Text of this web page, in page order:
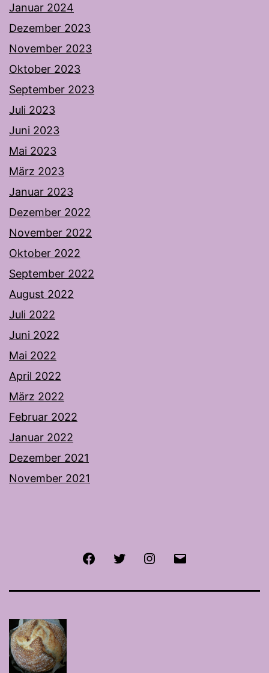
Januar 2024
Dezember 2023
November 2023
Oktober 2023
September 2023
Juli 2023
Juni 2023
Mai 2023
März 2023
Januar 2023
Dezember 2022
November 2022
Oktober 2022
September 2022
August 2022
Juli 2022
Juni 2022
Mai 2022
April 2022
März 2022
Februar 2022
Januar 2022
Dezember 2021
November 2021
FacebookTwitter Instagram